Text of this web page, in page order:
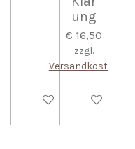
In den Warenkorb
ung
€ 16,50
zzgl.
Versandkosten
In den